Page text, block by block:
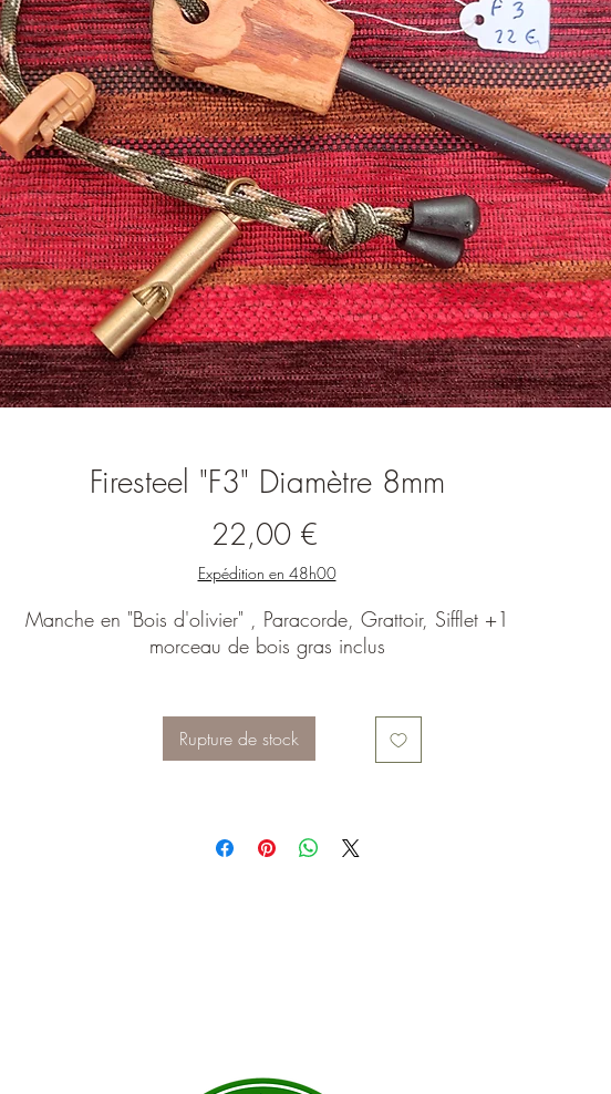
Firesteel "F3" Diamètre 8mm
22,00 €Prix
Expédition en 48h00
Manche en "Bois d'olivier" , Paracorde, Grattoir, Sifflet +1
morceau de bois gras inclus
Rupture de stock